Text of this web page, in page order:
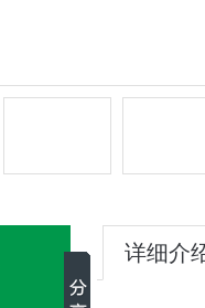
详细介